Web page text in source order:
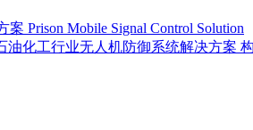
Prison Mobile Signal Control Solution
油化工行业无人机防御系统解决方案